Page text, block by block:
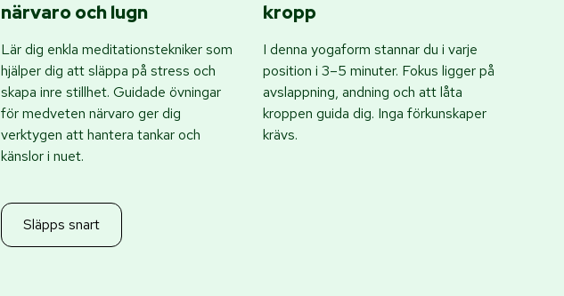
närvaro och lugn
Lär dig enkla meditationstekniker som
hjälper dig att släppa på stress och
skapa inre stillhet. Guidade övningar
för medveten närvaro ger dig
verktygen att hantera tankar och
känslor i nuet.
kropp
I denna yogaform stannar du i varje
position i 3–5 minuter. Fokus ligger på
avslappning, andning och att låta
kroppen guida dig. Inga förkunskaper
krävs.
Släpps snart